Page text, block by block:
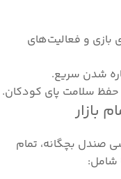
بازی و فعالیت‌های
شدن سریع.
حفظ سلامت پای کودکان.
صندل بچگانه، تمام
شامل: